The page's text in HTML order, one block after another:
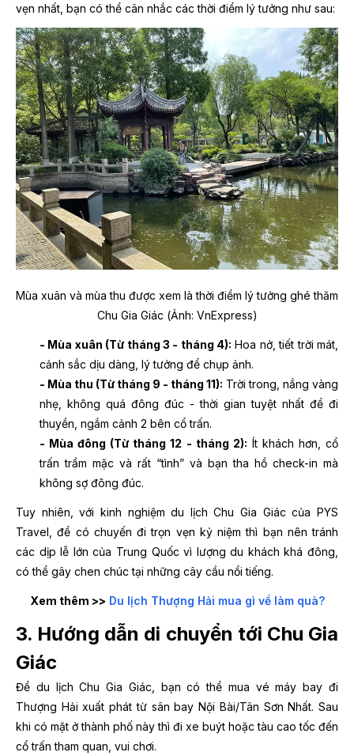
vẹn nhất, bạn có thể cân nhắc các thời điểm lý tưởng như sau:
Mùa xuân và mùa thu được xem là thời điểm lý tưởng ghé thăm
Chu Gia Giác (Ảnh: VnExpress)
- Mùa xuân (Từ tháng 3 - tháng 4): Hoa nở, tiết trời mát,
cảnh sắc dịu dàng, lý tưởng để chụp ảnh.
- Mùa thu (Từ tháng 9 - tháng 11): Trời trong, nắng vàng
nhẹ, không quá đông đúc - thời gian tuyệt nhất để đi
thuyền, ngắm cảnh 2 bên cổ trấn.
- Mùa đông (Từ tháng 12 - tháng 2): Ít khách hơn, cổ
trấn trầm mặc và rất “tình” và bạn tha hồ check-in mà
không sợ đông đúc.
Tuy nhiên, với kinh nghiệm du lịch Chu Gia Giác của PYS
Travel, để có chuyến đi trọn vẹn kỷ niệm thì bạn nên tránh
các dịp lễ lớn của Trung Quốc vì lượng du khách khá đông,
có thể gây chen chúc tại những cây cầu nổi tiếng.
Xem thêm >> Du lịch Thượng Hải mua gì về làm quà?
3. Hướng dẫn di chuyển tới Chu Gia
Giác
Để du lịch Chu Gia Giác, bạn có thể mua vé máy bay đi
Thượng Hải xuất phát từ sân bay Nội Bài/Tân Sơn Nhất. Sau
khi có mặt ở thành phố này thì đi xe buýt hoặc tàu cao tốc đến
cổ trấn tham quan, vui chơi.